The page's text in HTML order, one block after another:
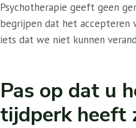
Psychotherapie geeft geen
begrijpen dat het accepteren
iets dat we niet kunnen
Pas op dat u
tijdperk heeft